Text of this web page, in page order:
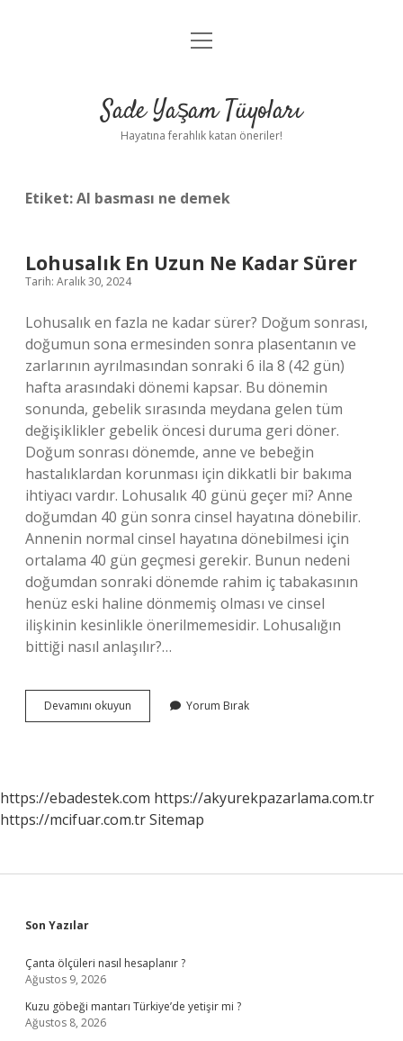
Anasayfa
Yasal Uyarı
menüyü
Sade Yaşam Tüyoları
Hayatına ferahlık katan öneriler!
Etiket:Al basması ne demek
Lohusalık En Uzun Ne Kadar Sürer
Tarih: Aralık 30, 2024
Lohusalık en fazla ne kadar sürer? Doğum sonrası,
doğumun sona ermesinden sonra plasentanın ve
zarlarının ayrılmasından sonraki 6 ila 8 (42 gün)
hafta arasındaki dönemi kapsar. Bu dönemin
sonunda, gebelik sırasında meydana gelen tüm
değişiklikler gebelik öncesi duruma geri döner.
Doğum sonrası dönemde, anne ve bebeğin
hastalıklardan korunması için dikkatli bir bakıma
ihtiyacı vardır. Lohusalık 40 günü geçer mi? Anne
doğumdan 40 gün sonra cinsel hayatına dönebilir.
Annenin normal cinsel hayatına dönebilmesi için
ortalama 40 gün geçmesi gerekir. Bunun nedeni
doğumdan sonraki dönemde rahim iç tabakasının
henüz eski haline dönmemiş olması ve cinsel
ilişkinin kesinlikle önerilmemesidir. Lohusalığın
bittiği nasıl anlaşılır?…
Devamını okuyun Lohusalık
En
Yorum Bırak
https://ebadestek.com https://akyurekpazarlama.com.tr
https://mcifuar.com.trSitemap
Sidebar
Son Yazılar
Çanta ölçüleri nasıl hesaplanır ?
Ağustos 9, 2026
Kuzu göbeği mantarı Türkiye’de yetişir mi ?
Ağustos 8, 2026